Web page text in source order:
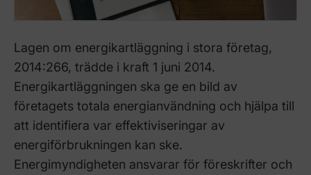
Lagen om energikartläggning i stora företag,
2014:266, trädde i kraft 1 juni 2014.
Energikartläggningen ska ge en bild av
företagets totala energianvändning och hjälpa till
att identifiera var effektiviseringar av
energiförbrukningen kan ske.
Energimyndigheten ansvarar för föreskrifter och